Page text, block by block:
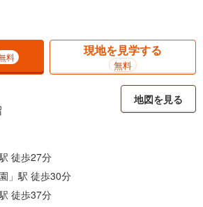
料 現地を見学する
無料
地図を見る
徒歩27分
」駅 徒歩30分
徒歩37分